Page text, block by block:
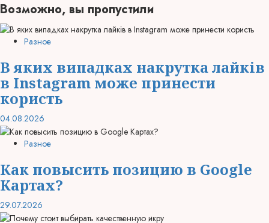
Возможно, вы пропустили
Разное
В яких випадках накрутка лайків
в Instagram може принести
користь
04.08.2026
Разное
Как повысить позицию в Google
Картах?
29.07.2026